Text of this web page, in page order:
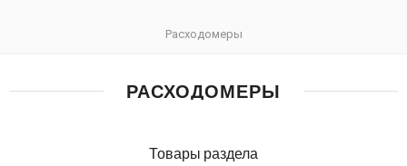
Расходомеры
РАСХОДОМЕРЫ
Товары раздела